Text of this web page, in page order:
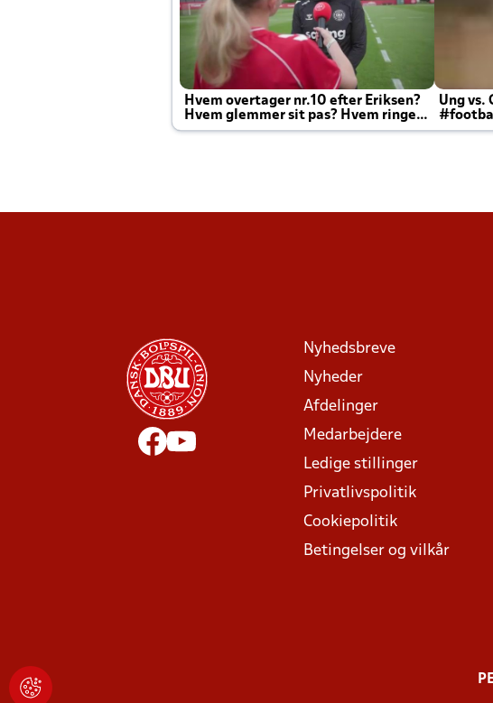
Hvem overtager nr.10 efter Eriksen?
Hvem glemmer sit pas? Hvem ringer
Joachim altid til efter kampe?
Ung vs.
Nyhedsbreve
Nyheder
Afdelinger
Medarbejdere
Ledige stillinger
Privatlivspolitik
Cookiepolitik
Betingelser og vilkår